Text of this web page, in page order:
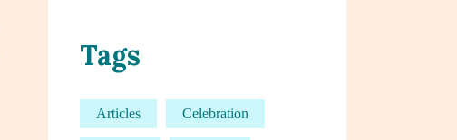
Tags
Articles Celebration